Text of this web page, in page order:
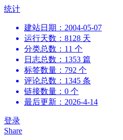
跳
统计
建站日期：2004-05-07
运行天数：8128 天
分类总数：11 个
日志总数：1353 篇
标签数量：792 个
评论总数：1345 条
链接数量：0 个
最后更新：2026-4-14
登录
Share